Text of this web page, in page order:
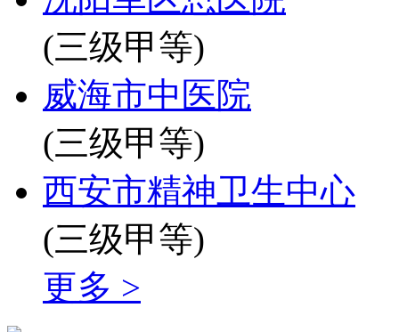
(三级甲等)
威海市中医院
(三级甲等)
西安市精神卫生中心
(三级甲等)
更多 >